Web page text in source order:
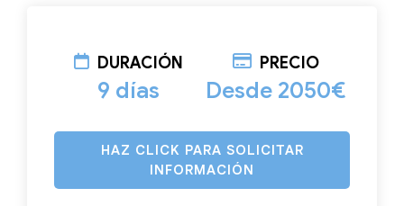
DURACIÓN
9 días
PRECIO
Desde 2050€
HAZ CLICK PARA SOLICITAR
INFORMACIÓN